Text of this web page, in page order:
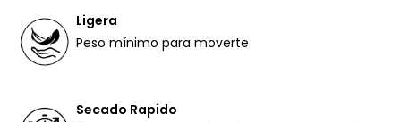
Ligera
Peso mínimo para moverte
Secado Rapido